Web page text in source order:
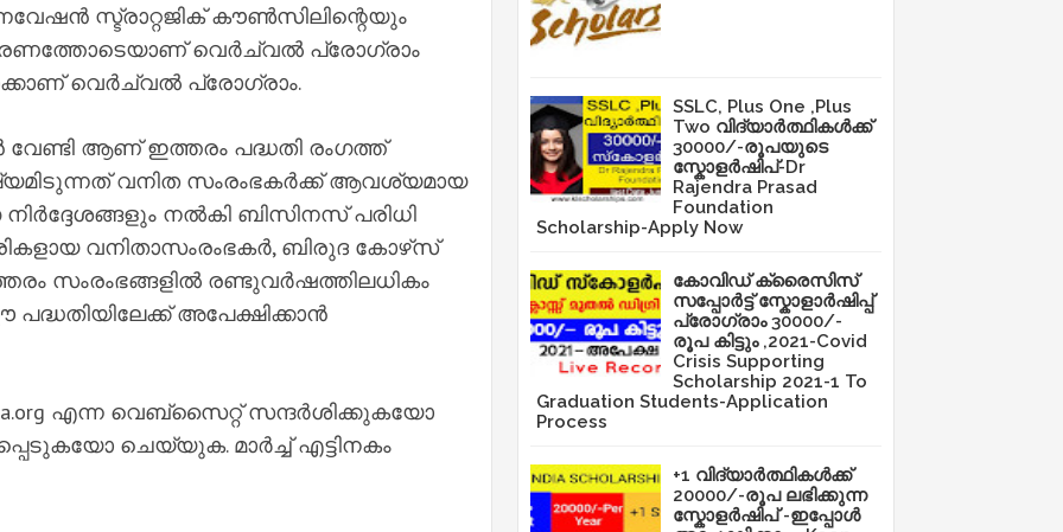
സ്ട്രാറ്റജിക് കൗണ്‍സിലിന്റെയും
വെര്‍ച്വല്‍ പ്രോഗ്രാം
വെര്‍ച്വല്‍ പ്രോഗ്രാം.
വേണ്ടി ആണ് ഇത്തരം പദ്ധതി രംഗത്ത്
വനിത സംരംഭകര്‍ക്ക് ആവശ്യമായ
നല്‍കി ബിസിനസ് പരിധി
വനിതാസംരംഭകര്‍, ബിരുദ കോഴ്‌സ്
സംരംഭങ്ങളില്‍ രണ്ടുവര്‍ഷത്തിലധികം
അപേക്ഷിക്കാൻ
എന്ന വെബ്‌സൈറ്റ് സന്ദര്‍ശിക്കുകയോ
ചെയ്യുക. മാര്‍ച്ച് എട്ടിനകം
SSLC, Plus One ,Plus
Two വിദ്യാർത്ഥികൾക്ക്
30000/-രൂപയുടെ
സ്കോളർഷിപ്-Dr
Rajendra Prasad
Foundation
Scholarship-Apply Now
കോവിഡ് ക്രൈസിസ്
സപ്പോർട്ട് സ്കോളാർഷിപ്പ്
പ്രോഗ്രാം 30000/-
രൂപ കിട്ടും ,2021-Covid
Crisis Supporting
Scholarship 2021-1 To
Graduation Students-Application
Process
+1 വിദ്യാർത്ഥികൾക്ക്
20000/-രൂപ ലഭിക്കുന്ന
സ്കോളർഷിപ് -ഇപ്പോൾ